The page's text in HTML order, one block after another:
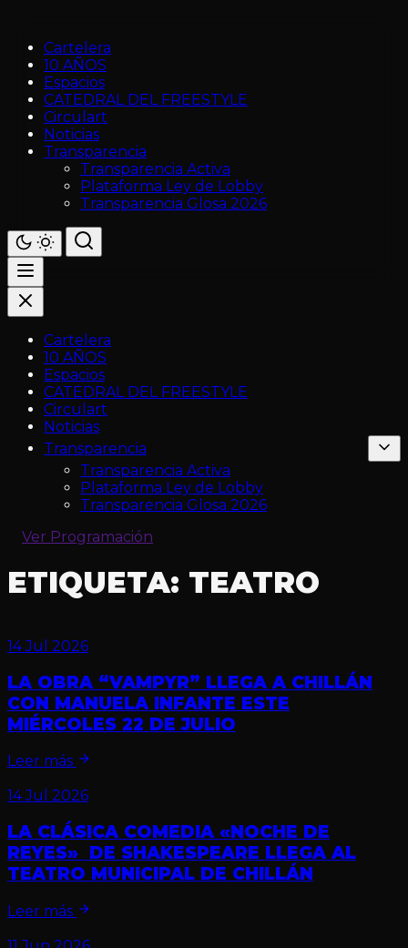
Cartelera
10 AÑOS
Espacios
CATEDRAL DEL FREESTYLE
Circulart
Noticias
Transparencia
Transparencia Activa
Plataforma Ley de Lobby
Transparencia Glosa 2026
Cartelera
10 AÑOS
Espacios
CATEDRAL DEL FREESTYLE
Circulart
Noticias
Transparencia
Transparencia Activa
Plataforma Ley de Lobby
Transparencia Glosa 2026
Ver Programación
ETIQUETA: TEATRO
14 Jul 2026
LA OBRA “VAMPYR” LLEGA A CHILLÁN
CON MANUELA INFANTE ESTE
MIÉRCOLES 22 DE JULIO
Leer más
14 Jul 2026
LA CLÁSICA COMEDIA «NOCHE DE
REYES» DE SHAKESPEARE LLEGA AL
TEATRO MUNICIPAL DE CHILLÁN
Leer más